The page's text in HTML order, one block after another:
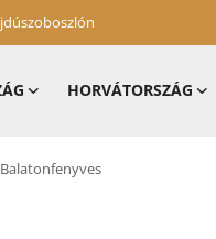
HORVÁTORSZÁG